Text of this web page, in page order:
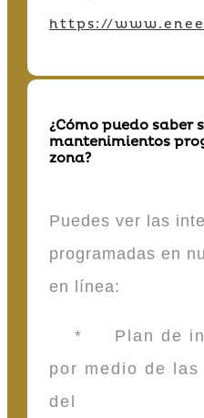
https://
¿Cómo puedo saber
mantenimientos
zona?
Puedes ver las
programadas en
en línea:
* Plan de
por medio de
del